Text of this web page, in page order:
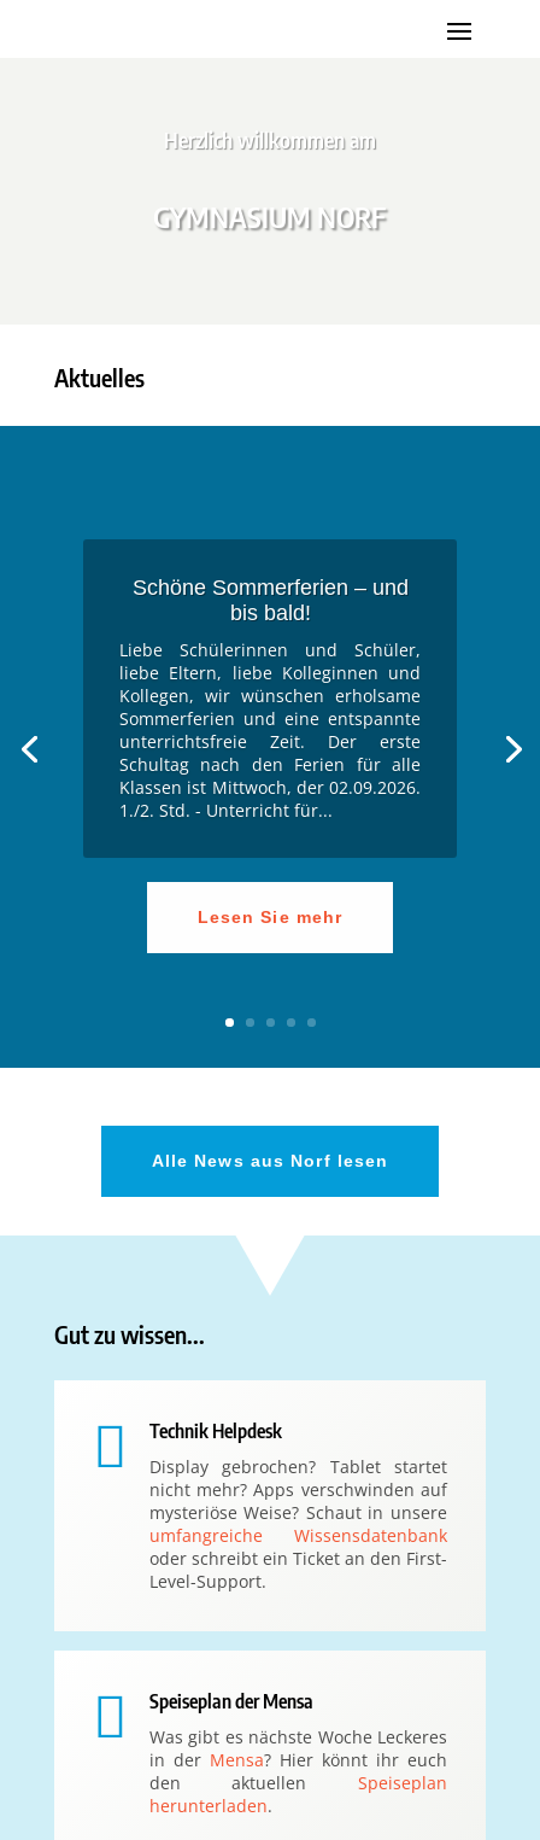
Herzlich willkommen am
GYMNASIUM NORF
Aktuelles
Schöne Sommerferien – und
bis bald!
Liebe Schülerinnen und Schüler,
liebe Eltern, liebe Kolleginnen und
Kollegen, wir wünschen erholsame
Sommerferien und eine entspannte
unterrichtsfreie Zeit. Der erste
Schultag nach den Ferien für alle
Klassen ist Mittwoch, der 02.09.2026.
1./2. Std. - Unterricht für...
Lesen Sie mehr
Alle News aus Norf lesen
Gut zu wissen...
 Technik Helpdesk
Display gebrochen? Tablet startet
nicht mehr? Apps verschwinden auf
mysteriöse Weise? Schaut in unsere
umfangreiche Wissensdatenbank
oder schreibt ein Ticket an den First-
Level-Support.
 Speiseplan der Mensa
Was gibt es nächste Woche Leckeres
in der Mensa? Hier könnt ihr euch
den aktuellen Speiseplan
herunterladen.